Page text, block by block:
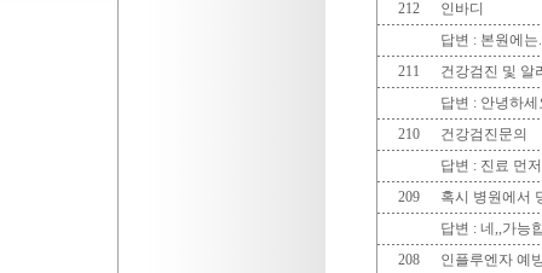
212
인바디
답변 : 본원에는
211
건강검진 및 알
답변 : 안녕하
210
건강검진문의
답변 : 진료 먼
209
혹시 병원에서
답변 : 네,,가능
208
인플루엔자 예